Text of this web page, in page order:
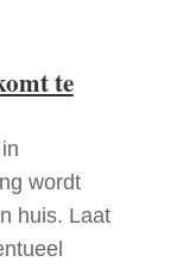
te
wordt
huis. Laat